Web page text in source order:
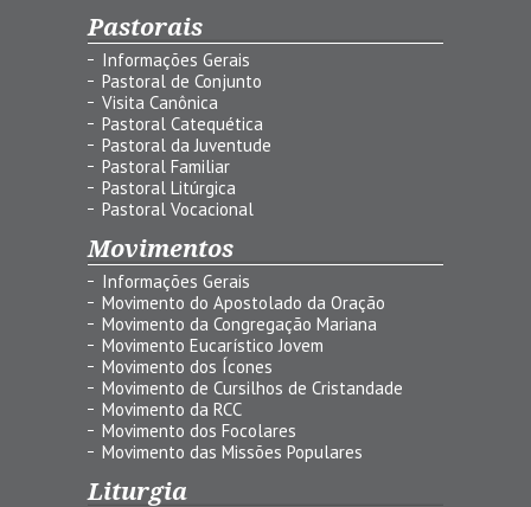
Pastorais
Informações Gerais
Pastoral de Conjunto
Visita Canônica
Pastoral Catequética
Pastoral da Juventude
Pastoral Familiar
Pastoral Litúrgica
Pastoral Vocacional
Movimentos
Informações Gerais
Movimento do Apostolado da Oração
Movimento da Congregação Mariana
Movimento Eucarístico Jovem
Movimento dos Ícones
Movimento de Cursilhos de Cristandade
Movimento da RCC
Movimento dos Focolares
Movimento das Missões Populares
Liturgia